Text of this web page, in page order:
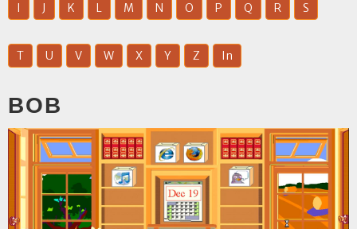
I J K L M N O P Q R S
T U V W X Y Z In
BOB